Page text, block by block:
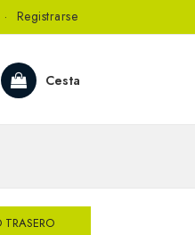
· Registrarse
Cesta
TRASERO